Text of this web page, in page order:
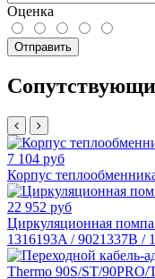
Оценка
Отправить
7 104 руб
Корпус
22 952 руб
Циркуляционная
1316193A / 9021337B /